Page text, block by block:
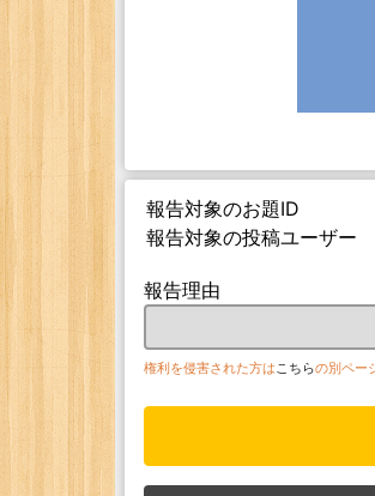
報告対象のお題ID
報告対象の投稿ユーザー
報告理由
権利を侵害された方はこちらの別ペー